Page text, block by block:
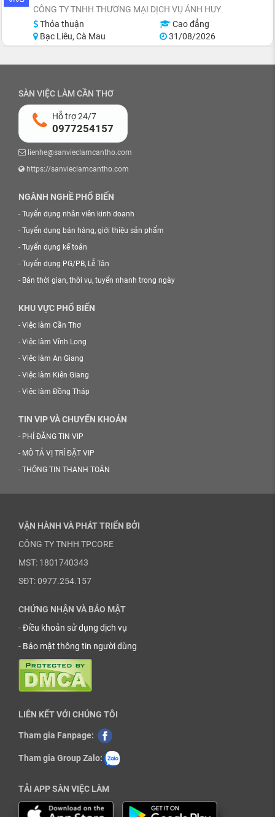
CÔNG TY TNHH THƯƠNG MẠI DỊCH VỤ ÁNH HUY
Thỏa thuận
Cao đẳng
Bạc Liêu, Cà Mau
31/08/2026
SÀN VIỆC LÀM CẦN THƠ
Hỗ trợ 24/7
0977254157
lienhe@sanvieclamcantho.com
https://sanvieclamcantho.com
NGÀNH NGHỀ PHỔ BIẾN
- Tuyển dụng nhân viên kinh doanh
- Tuyển dụng bán hàng, giới thiệu sản phẩm
- Tuyển dụng kế toán
- Tuyển dụng PG/PB, Lễ Tân
- Bán thời gian, thời vụ, tuyển nhanh trong ngày
KHU VỰC PHỔ BIẾN
- Việc làm Cần Thơ
- Việc làm Vĩnh Long
- Việc làm An Giang
- Việc làm Kiên Giang
- Việc làm Đồng Tháp
TIN VIP VÀ CHUYỂN KHOẢN
- PHÍ ĐĂNG TIN VIP
- MÔ TẢ VỊ TRÍ ĐẶT VIP
- THÔNG TIN THANH TOÁN
VẬN HÀNH VÀ PHÁT TRIỂN BỞI
CÔNG TY TNHH TPCORE
MST: 1801740343
SĐT: 0977.254.157
CHỨNG NHẬN VÀ BẢO MẬT
-Điều khoản sử dụng dịch vụ
- Bảo mật thông tin người dùng
LIÊN KẾT VỚI CHÚNG TÔI
Tham gia Fanpage:
Tham gia Group Zalo:
TẢI APP SÀN VIỆC LÀM